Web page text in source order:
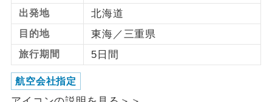
出発地 北海道
目的地 東海／三重県
旅行期間 5日間
航空会社指定
航空会社指定
利用航空会社が指定なので、ご出発の計
画にとても便利です。
ホテル指定
ご紹介するホテルを指定したコースで
おひとり様バ
おひとり様でバス席を2席利⽤できま